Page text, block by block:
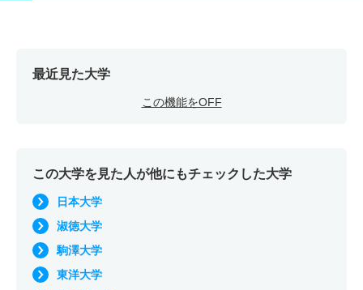
最近見た大学
この機能をOFF
この大学を見た人が他にもチェックした大学
日本大学
淑徳大学
駒澤大学
東洋大学